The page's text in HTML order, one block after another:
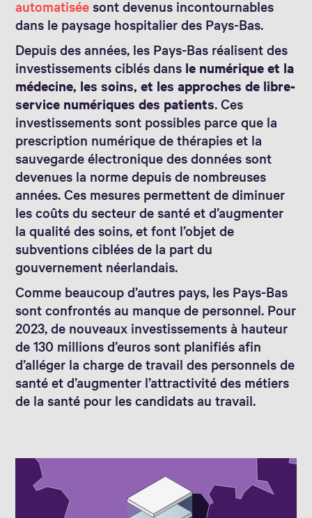
automatiséesont devenus incontournables
dans le paysage hospitalier des Pays-Bas.
Depuis des années, les Pays-Bas réalisent des
investissements ciblés dans le numérique et la
médecine, les soins, et les approches de libre-
service numériques des patients. Ces
investissements sont possibles parce que la
prescription numérique de thérapies et la
sauvegarde électronique des données sont
devenues la norme depuis de nombreuses
années. Ces mesures permettent de diminuer
les coûts du secteur de santé et d’augmenter
la qualité des soins, et font l’objet de
subventions ciblées de la part du
gouvernement néerlandais.
Comme beaucoup d’autres pays, les Pays-Bas
sont confrontés au manque de personnel. Pour
2023, de nouveaux investissements à hauteur
de 130 millions d’euros sont planifiés afin
d’alléger la charge de travail des personnels de
santé et d’augmenter l’attractivité des métiers
de la santé pour les candidats au travail.